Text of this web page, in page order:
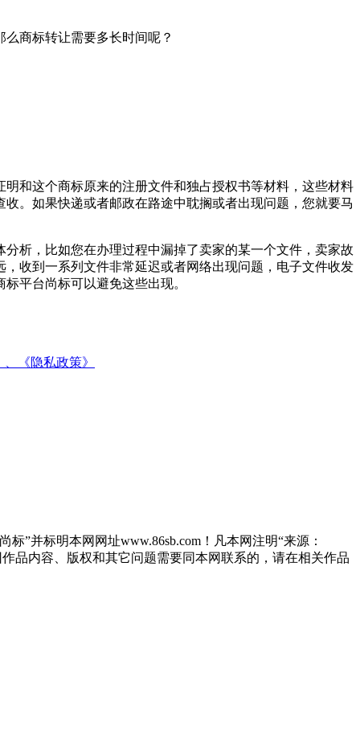
商标转让需要多长时间呢？
和这个商标原来的注册文件和独占授权书等材料，这些材料
。如果快递或者邮政在路途中耽搁或者出现问题，您就要马
析，比如您在办理过程中漏掉了卖家的某一个文件，卖家故
收到一系列文件非常延迟或者网络出现问题，电子文件收发
平台尚标可以避免这些出现。
《隐私政策》
”并标明本网网址www.86sb.com！凡本网注明“来源：
品内容、版权和其它问题需要同本网联系的，请在相关作品